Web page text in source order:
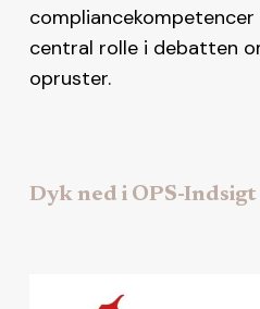
compliancekompetencer
central rolle i debatten
opruster.
Dyk ned i OPS-Indsigt